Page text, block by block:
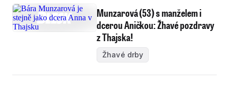
Munzarová (53) s manželem i
dcerou Aničkou: Žhavé pozdravy
z Thajska!
Žhavé drby